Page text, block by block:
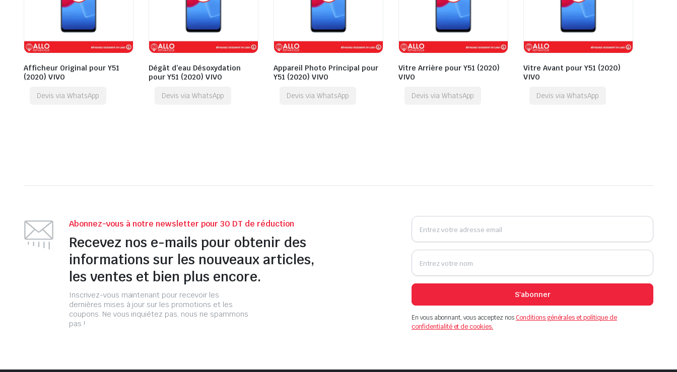
Afficheur Original pour Y51
(2020) VIVO
Devis via WhatsApp
Dégât d’eau Désoxydation
pour Y51 (2020) VIVO
Devis via WhatsApp
Appareil Photo Principal pour
Y51 (2020) VIVO
Devis via WhatsApp
Vitre Arrière pour Y51 (2020)
VIVO
Devis via WhatsApp
Vitre Avant pour Y51 (2020)
VIVO
Devis via WhatsApp
Abonnez-vous à notre newsletter pour 30 DT de réduction
Recevez nos e-mails pour obtenir des
informations sur les nouveaux articles,
les ventes et bien plus encore.
Inscrivez-vous maintenant pour recevoir les
dernières mises à jour sur les promotions et les
coupons. Ne vous inquiétez pas, nous ne spammons
pas !
S'abonner
En vous abonnant, vous acceptez nosConditions générales et politique de
confidentialité et de cookies.